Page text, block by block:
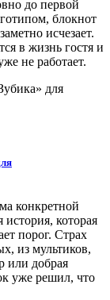
до первой
блокнот
исчезает.
в жизнь гостя и
не работает.
конкретной
которая
порог. Страх
из мультиков,
или добрая
уже решил, что